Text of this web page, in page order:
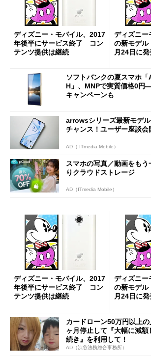
ディズニー・モバイル、2017
年後半にサービス終了 コン
テンツ提供は継続
ディズニー
の新モデル
月24日に発
ソフトバンクの夏スマホ
H」、MNPで実質価格0
キャンペーンも
arrowsシリーズ最新モデ
チャンス！ユーザー座談会
AD（ ITmedia Mobile）
スマホの写真／動画をも
りクラウドストレージ
AD（ITmedia Mobile）
ディズニー・モバイル、2017
年後半にサービス終了 コン
テンツ提供は継続
ディズニー
の新モデル
月24日に発
カードローン50万円以上
ヶ月停止して『大幅に減
続き』を利用して！
AD（渋谷法務総合事務所）